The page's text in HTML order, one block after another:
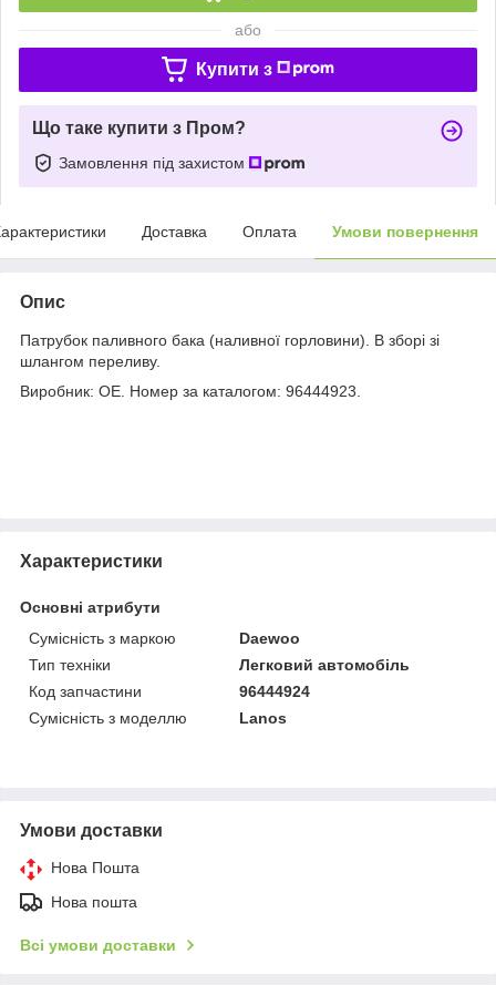
або
Купити з
Що таке купити з Пром?
Замовлення під захистом
Доставка Оплата Умови повернення
Опис
Патрубок паливного бака (наливної горловини). В зборі зі
шлангом переливу.
Виробник: ОЕ. Номер за каталогом: 96444923.
Характеристики
Основні атрибути
Сумісність з маркою
Daewoo
Тип техніки
Легковий автомобіль
Код запчастини
96444924
Сумісність з моделлю
Lanos
Умови доставки
Нова Пошта
Нова пошта
Всі умови доставки